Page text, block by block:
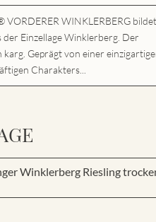
VORDERER WINKLERBERG
der Einzellage Winklerberg. Der
karg. Geprägt von einer
Charakters...
Winklerberg Riesling